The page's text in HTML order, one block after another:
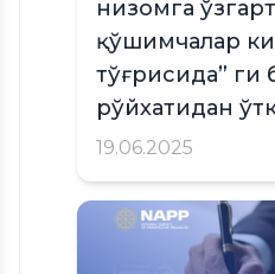
низомга
қўшимчалар
тўғрисида” ги
рўйхатидан
19.06.2025